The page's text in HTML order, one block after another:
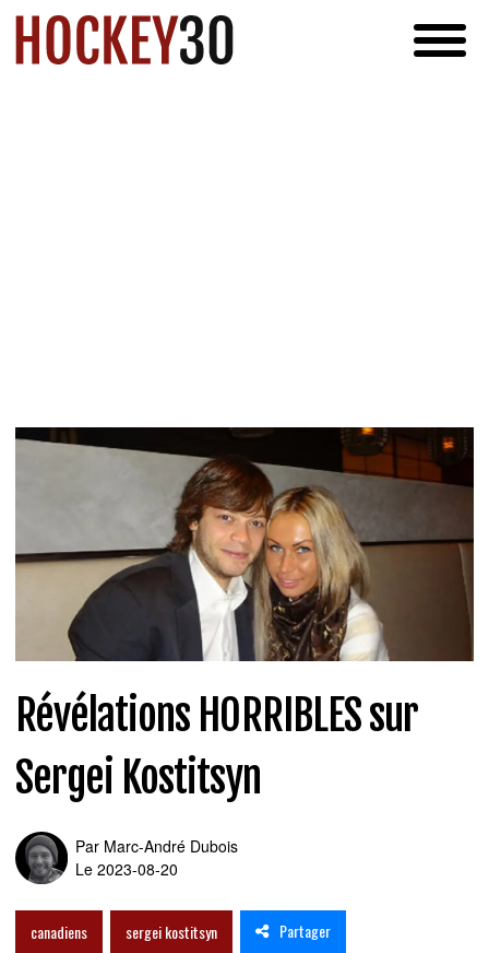
Révélations HORRIBLES sur
Sergei Kostitsyn
Par Marc-André Dubois
Le 2023-08-20
canadiens sergei kostitsyn Partager